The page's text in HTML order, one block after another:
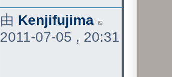
最
後
由 Kenjifujima
2011-07-05 , 20:31